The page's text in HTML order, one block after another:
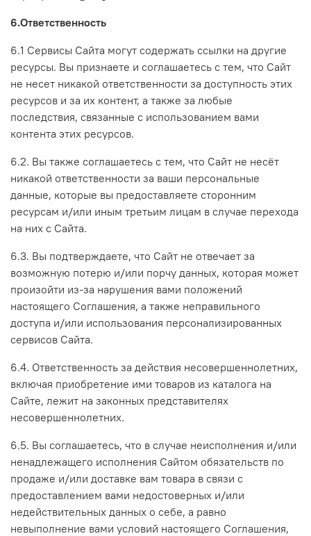
6.Ответственность
6.1 Сервисы Сайта могут содержать ссылки на другие
ресурсы. Вы признаете и соглашаетесь с тем, что Сайт
не несет никакой ответственности за доступность этих
ресурсов и за их контент, а также за любые
последствия, связанные с использованием вами
контента этих ресурсов.
6.2. Вы также соглашаетесь с тем, что Сайт не несёт
никакой ответственности за ваши персональные
данные, которые вы предоставляете сторонним
ресурсам и/или иным третьим лицам в случае перехода
на них с Сайта.
6.3. Вы подтверждаете, что Сайт не отвечает за
возможную потерю и/или порчу данных, которая может
произойти из-за нарушения вами положений
настоящего Соглашения, а также неправильного
доступа и/или использования персонализированных
сервисов Сайта.
6.4. Ответственность за действия несовершеннолетних,
включая приобретение ими товаров из каталога на
Сайте, лежит на законных представителях
несовершеннолетних.
6.5. Вы соглашаетесь, что в случае неисполнения и/или
ненадлежащего исполнения Сайтом обязательств по
продаже и/или доставке вам товара в связи с
предоставлением вами недостоверных и/или
недействительных данных о себе, а равно
невыполнение вами условий настоящего Соглашения,